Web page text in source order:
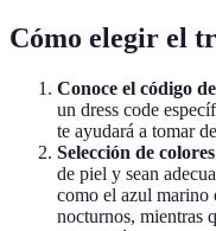
Cómo elegir el
Conoce el código
un dress code
te ayudará a tomar
Selección de colores
de piel y sean
como el azul marino
nocturnos, mientras